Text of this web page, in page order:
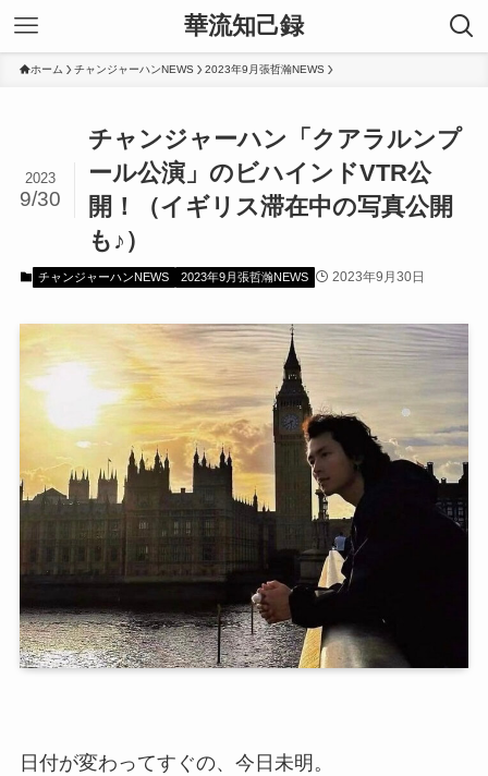
華流知己録
ホーム チャンジャーハンNEWS 2023年9月張哲瀚NEWS
チャンジャーハン「クアラルンプ
ール公演」のビハインドVTR公
開！（イギリス滞在中の写真公開
も♪）
2023
9/30
チャンジャーハンNEWS 2023年9月張哲瀚NEWS 2023年9月30日
日付が変わってすぐの、今日未明。